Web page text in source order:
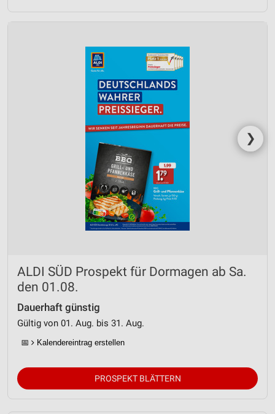
❯
ALDI SÜD Prospekt für Dormagen ab Sa.
den 01.08.
Dauerhaft günstig
Gültig von 01. Aug. bis 31. Aug.
📅 Kalendereintrag erstellen
PROSPEKT BLÄTTERN